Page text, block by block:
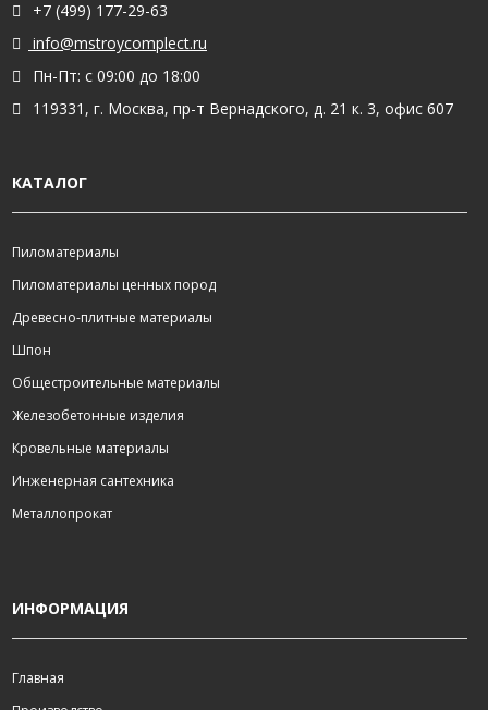
+7 (499) 177-29-63
info@mstroycomplect.ru
Пн-Пт: с 09:00 до 18:00
119331, г. Москва, пр-т Вернадского, д. 21 к. 3, офис 607
КАТАЛОГ
Пиломатериалы
Пиломатериалы ценных пород
Древесно-плитные материалы
Шпон
Общестроительные материалы
Железобетонные изделия
Кровельные материалы
Инженерная сантехника
Металлопрокат
ИНФОРМАЦИЯ
Главная